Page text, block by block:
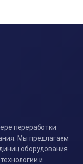
переработки
Мы предлагаем
оборудования
и